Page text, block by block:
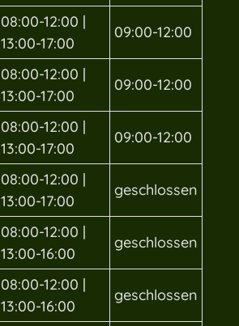
08:00-12:00 |
13:00-17:00
09:00-12:00
08:00-12:00 |
13:00-17:00
09:00-12:00
08:00-12:00 |
13:00-17:00
09:00-12:00
08:00-12:00 |
13:00-17:00
geschlossen
08:00-12:00 |
13:00-16:00
geschlossen
08:00-12:00 |
13:00-16:00
geschlossen